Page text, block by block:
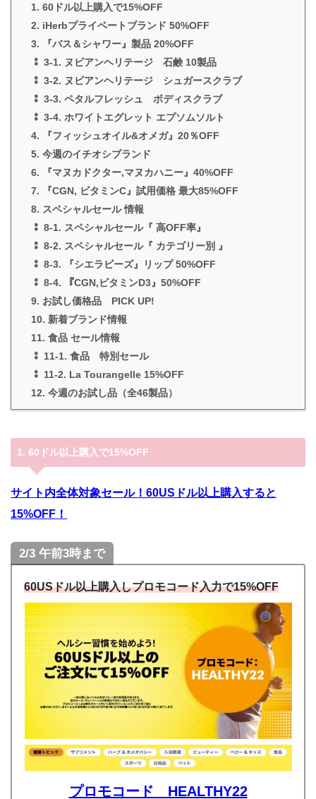
1. 60ドル以上購入で15%OFF
2. iHerbプライベートブランド 50%OFF
3. 『バス＆シャワー』製品 20%OFF
⁑ 3-1. ヌビアンヘリテージ 石鹸 10製品
⁑ 3-2. ヌビアンヘリテージ シュガースクラブ
⁑ 3-3. ペタルフレッシュ ボディスクラブ
⁑ 3-4. ホワイトエグレット エプソムソルト
4. 『フィッシュオイル&オメガ』20％OFF
5. 今週のイチオシブランド
6. 『マヌカドクター,マヌカハニー』40%OFF
7. 『CGN, ビタミンC』試用価格 最大85%OFF
8. スペシャルセール 情報
⁑ 8-1. スペシャルセール『 高OFF率』
⁑ 8-2. スペシャルセール『 カテゴリー別 』
⁑ 8-3. 『シエラビーズ』リップ 50%OFF
⁑ 8-4. 『CGN,ビタミンD3』50%OFF
9. お試し価格品 PICK UP!
10. 新着ブランド情報
11. 食品 セール情報
⁑ 11-1. 食品 特別セール
⁑ 11-2. La Tourangelle 15%OFF
12. 今週のお試し品（全46製品）
1. 60ドル以上購入で15%OFF
サイト内全体対象セール！60USドル以上購入すると
15%OFF！
2/3 午前3時まで
60USドル以上購入しプロモコード入力で15%OFF
プロモコード HEALTHY22